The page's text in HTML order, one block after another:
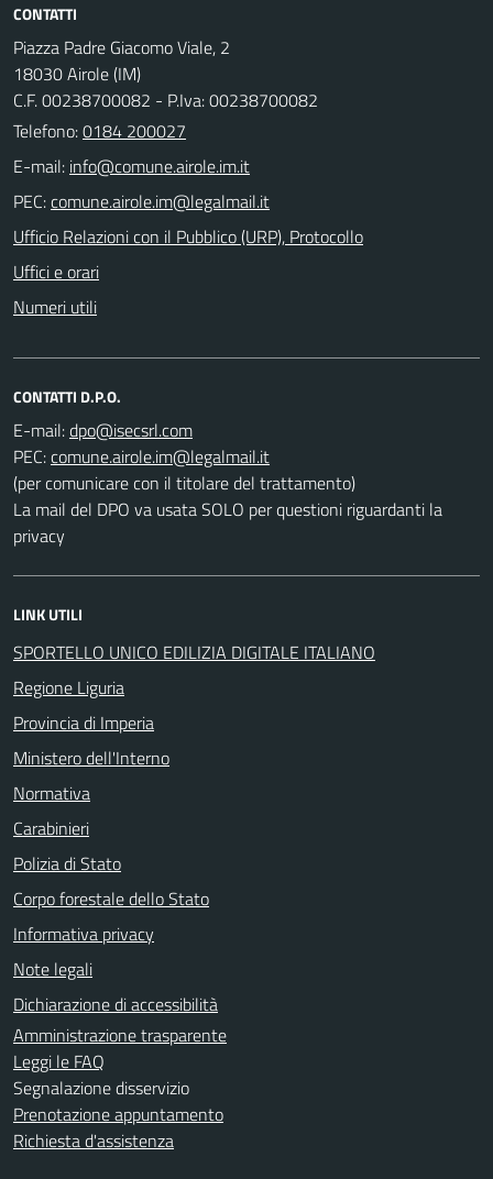
CONTATTI
Piazza Padre Giacomo Viale, 2
18030 Airole (IM)
C.F. 00238700082 - P.Iva: 00238700082
Telefono:0184 200027
E-mail:
PEC:
Ufficio Relazioni con il Pubblico (URP), Protocollo
Uffici e orari
Numeri utili
CONTATTI D.P.O.
E-mail:
PEC:
(per comunicare con il titolare del trattamento)
La mail del DPO va usata SOLO per questioni riguardanti la
privacy
LINK UTILI
SPORTELLO UNICO EDILIZIA DIGITALE ITALIANO
Regione Liguria
Provincia di Imperia
Ministero dell'Interno
Normativa
Carabinieri
Polizia di Stato
Corpo forestale dello Stato
Informativa privacy
Note legali
Dichiarazione di accessibilità
Amministrazione trasparente
Leggi le FAQ
Segnalazione disservizio
Prenotazione appuntamento
Richiesta d'assistenza